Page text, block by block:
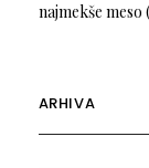
najmekše meso
ARHIVA